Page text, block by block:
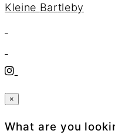
Kleine Bartleby
×
What are you